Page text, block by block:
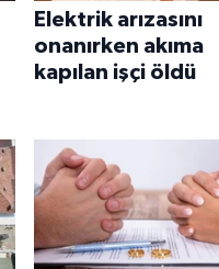
Elektrik arızasını
onanırken akıma
kapılan işçi öldü